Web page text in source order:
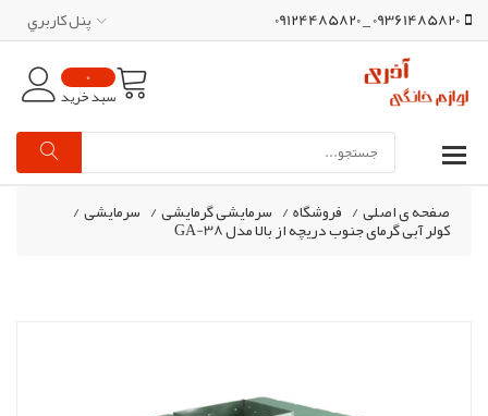
09361485820 _ 09124485820 پنل کاربري
0
سبد خرید
صفحه ی اصلی/ فروشگاه/ سرمایشی گرمایشی/ سرمایشی/
کولر آبی گرمای جنوب دریچه از بالا مدل GA-38